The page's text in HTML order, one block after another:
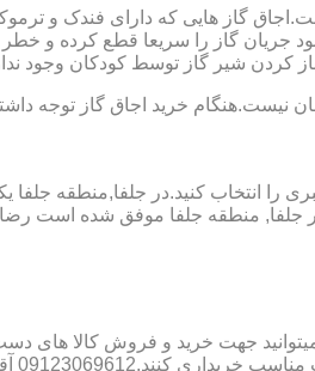
گاز هایی که دارای فندک و
گاز را سریعا قطع کرده و خطر
کردن شیر گاز توسط کودکان وجود
نیست.هنگام خرید اجاق گاز توجه
را انتخاب کنید.در جلفا,منطقه
منطقه جلفا موفق شده است
جهت خرید و فروش کالا های دست
آقای میثم افسری